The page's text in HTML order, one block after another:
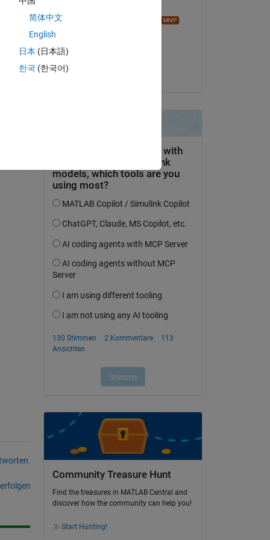
Akzeptiert:
Community Treasure Hunt
Find the treasures in MATLAB Central and
discover how the community can help you!
Start Hunting!
简体中文
English
日本 (日本語)
한국 (한국어)